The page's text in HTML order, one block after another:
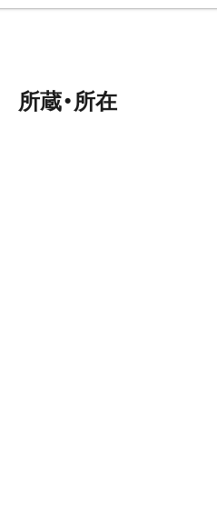
所蔵・所在